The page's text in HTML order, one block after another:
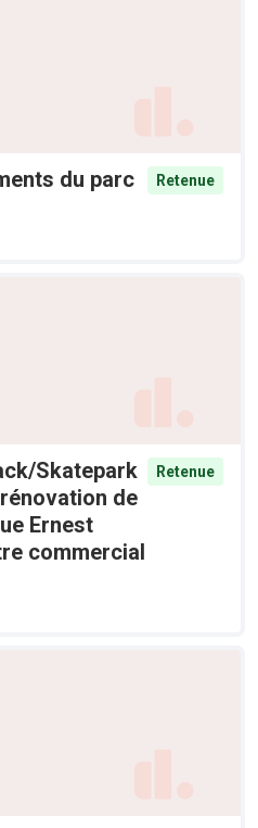
du parc
Retenue
Skatepark
de
Ernest
commercial
Retenue